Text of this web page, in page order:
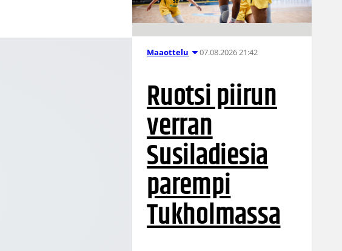
Maaottelu 07.08.2026 21:42
Ruotsi piirun
verran
Susiladiesia
parempi
Tukholmassa